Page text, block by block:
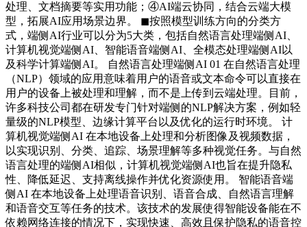
处理、文档摘要等实用功能；④AI端云协同，结合云端大模
型，拓展AI应用场景边界。 ◼按照模型训练方向的分类方
式，端侧AI行业可以分为5大类，包括自然语言处理端侧AI、
计算机视觉端侧AI、智能语音端侧AI、全模态处理端侧AI以
及科学计算端侧AI。 自然语言处理端侧AI 01 在自然语言处理
（NLP）领域的应用意味着用户的语音或文本命令可以直接在
用户的设备上被处理和理解，而不是上传到云端处理。目前，
许多科技公司都在研发专门针对端侧的NLP解决方案，例如轻
量级的NLP模型、边缘计算平台以及优化的运行时环境。 计
算机视觉端侧AI 在本地设备上处理和分析图像及视频数据，
以实现识别、分类、追踪、场景理解等多种视觉任务。与自然
语言处理的端侧AI相似，计算机视觉端侧AI也旨在提升隐私
性、降低延迟、支持离线操作并优化资源使用。 智能语音端
侧AI 在本地设备上处理语音识别、语音合成、自然语言理解
和语音交互等任务的技术。该技术的发展使得智能设备能在不
依赖网络连接的情况下，实现快速、高效且保护隐私的语音控